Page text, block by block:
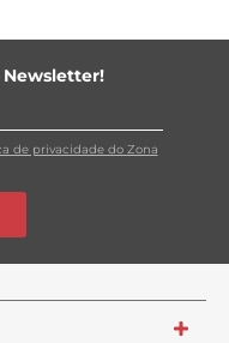
Newsletter!
de privacidade do Zona
+